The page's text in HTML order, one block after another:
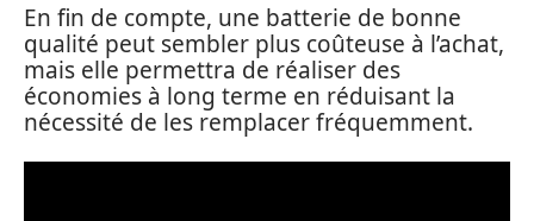
En fin de compte, une batterie de bonne
qualité peut sembler plus coûteuse à l’achat,
mais elle permettra de réaliser des
économies à long terme en réduisant la
nécessité de les remplacer fréquemment.